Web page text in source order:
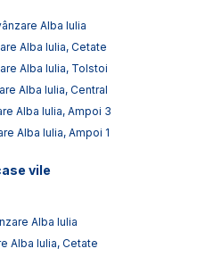
Alba Iulia
Alba Iulia, Cetate
Alba Iulia, Tolstoi
Alba Iulia, Central
Alba Iulia, Ampoi 3
Alba Iulia, Ampoi 1
vile
Alba Iulia
Alba Iulia, Cetate